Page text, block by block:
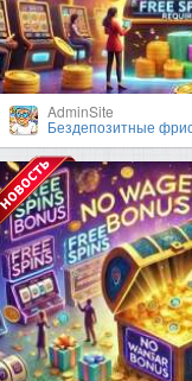
AdminSite
Бездепозитные